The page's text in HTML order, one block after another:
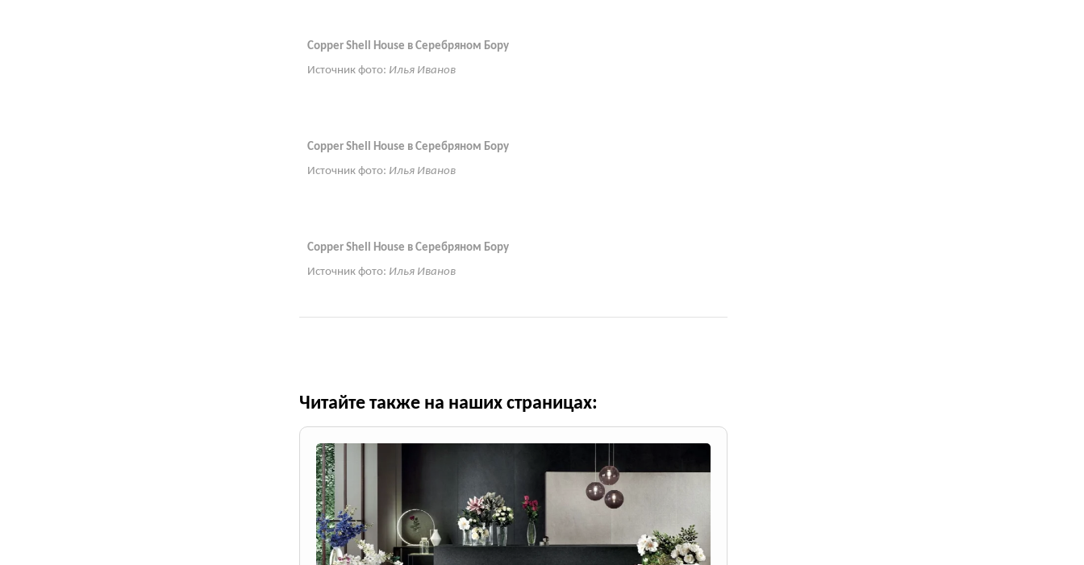
Copper Shell House в Серебряном Бору
Источник фото: Илья Иванов
Copper Shell House в Серебряном Бору
Источник фото: Илья Иванов
Copper Shell House в Серебряном Бору
Источник фото: Илья Иванов
Читайте также на наших страницах: